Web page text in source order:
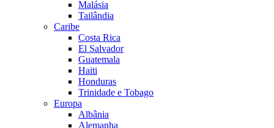
Malásia
Tailândia
Caribe
Costa Rica
El Salvador
Guatemala
Haiti
Honduras
Trinidade e Tobago
Europa
Albânia
Alemanha